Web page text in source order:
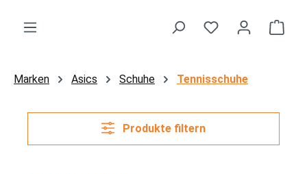
Marken Asics Schuhe Tennisschuhe
Produkte filtern